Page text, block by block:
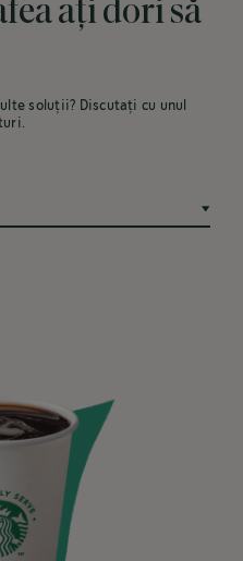
ați dori să
soluții? Discutați cu unul